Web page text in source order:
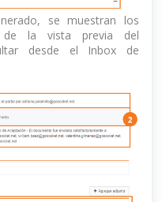
se muestran los
de la vista previa del
desde el Inbox de